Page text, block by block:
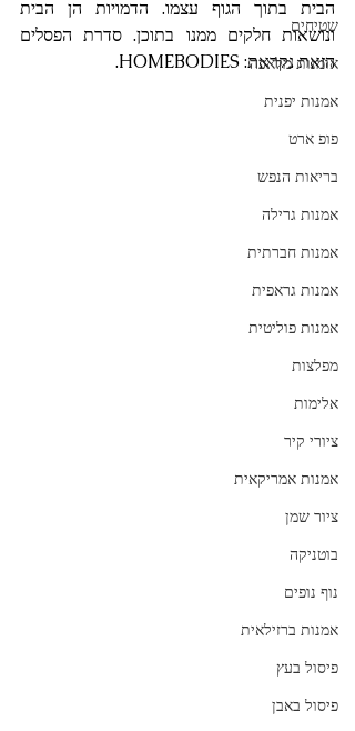
שטיחים
אומנות מלאכה
אמנות יפנית
פופ ארט
בריאות הנפש
אמנות גרילה
אמנות חברתית
אמנות גראפית
אמנות פוליטית
מפלצות
אלימות
ציורי קיר
אמנות אמריקאית
ציור שמן
בוטניקה
נוף נופים
אמנות ברזילאית
פיסול בעץ
פיסול באבן
הזאת נקראת: HOMEBODIES.